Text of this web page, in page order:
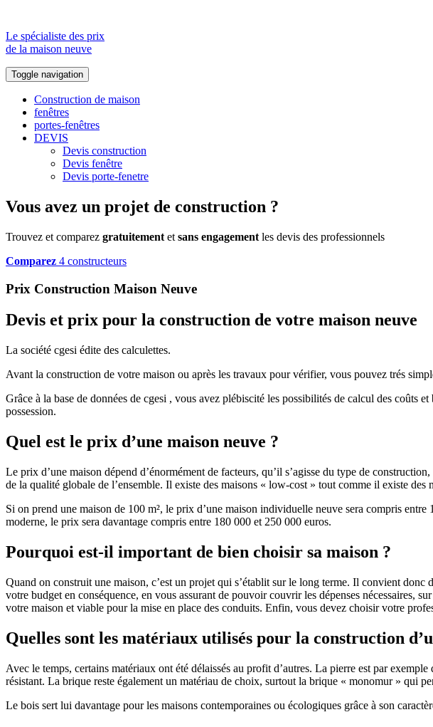
Le spécialiste des prix
de la maison neuve
Toggle navigation
Construction de maison
fenêtres
portes-fenêtres
DEVIS
Devis construction
Devis fenêtre
Devis porte-fenetre
Vous avez un projet de construction ?
Trouvez et comparez gratuitement et sans engagement les devis des professionnels
Comparez 4 constructeurs
Prix Construction Maison Neuve
Devis et prix pour la construction de votre maison neuve
La société cgesi édite des calculettes.
Avant la construction de votre maison ou après les travaux pour vérifier, vous pouvez trés
Grâce à la base de données de cgesi , vous avez plébiscité les possibilités de calcul des
possession.
Quel est le prix d’une maison neuve ?
Le prix d’une maison dépend d’énormément de facteurs, qu’il s’agisse du type de
de la qualité globale de l’ensemble. Il existe des maisons « low-cost » tout comme il existe
Si on prend une maison de 100 m², le prix d’une maison individuelle neuve sera compris
moderne, le prix sera davantage compris entre 180 000 et 250 000 euros.
Pourquoi est-il important de bien choisir sa maison ?
Quand on construit une maison, c’est un projet qui s’établit sur le long terme. Il convient
votre budget en conséquence, en vous assurant de pouvoir couvrir les dépenses nécessaires,
votre maison et viable pour la mise en place des conduits. Enfin, vous devez choisir votre
Quelles sont les matériaux utilisés pour la construction
Avec le temps, certains matériaux ont été délaissés au profit d’autres. La pierre est par
résistant. La brique reste également un matériau de choix, surtout la brique « monomur » qui
Le bois sert lui davantage pour les maisons contemporaines ou écologiques grâce à son